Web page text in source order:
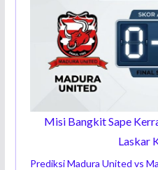
Misi Bangkit Sape
Laskar
Prediksi Madura United vs